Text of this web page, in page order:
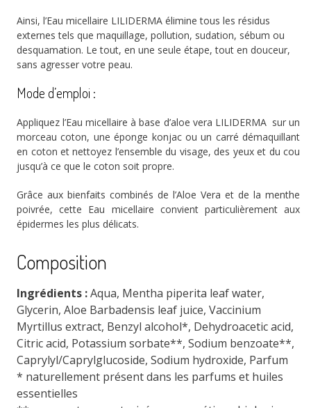
Ainsi, l’Eau micellaire LILIDERMA élimine tous les résidus
externes tels que maquillage, pollution, sudation, sébum ou
desquamation. Le tout, en une seule étape, tout en douceur,
sans agresser votre peau.
Mode d’emploi :
Appliquez l’Eau micellaire à base d’aloe vera LILIDERMA sur un
morceau coton, une éponge konjac ou un carré démaquillant
en coton et nettoyez l’ensemble du visage, des yeux et du cou
jusqu’à ce que le coton soit propre.
Grâce aux bienfaits combinés de l’Aloe Vera et de la menthe
poivrée, cette Eau micellaire convient particulièrement aux
épidermes les plus délicats.
Composition
Ingrédients :Aqua, Mentha piperita leaf water,
Glycerin, Aloe Barbadensis leaf juice, Vaccinium
Myrtillus extract, Benzyl alcohol*, Dehydroacetic acid,
Citric acid, Potassium sorbate**, Sodium benzoate**,
Caprylyl/Caprylglucoside, Sodium hydroxide, Parfum
* naturellement présent dans les parfums et huiles
essentielles